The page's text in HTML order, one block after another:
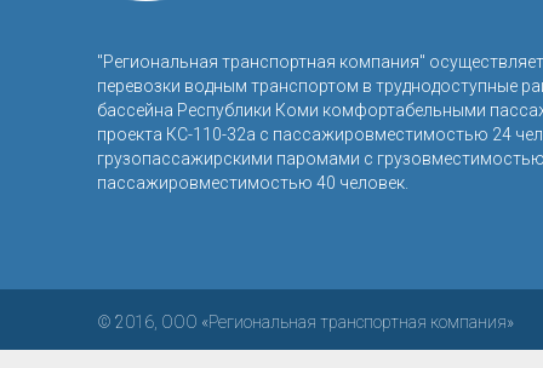
"Региональная транспортная компания"
перевозки водным транспортом в труднодоступные
бассейна Республики Коми комфортабельными
проекта КС-110-32а с пассажировместимостью 24
грузопассажирскими паромами с
пассажировместимостью 40 человек.
© 2016, ООО «Региональная транспортная компания»